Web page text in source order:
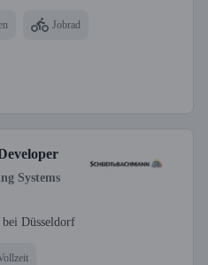
Jobrad
Systems
Düsseldorf